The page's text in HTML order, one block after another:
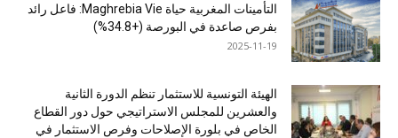
التأمينات المغربية حياة Maghrebia Vie: فاعل رائد
بفرص صاعدة في البورصة (+34.8%)
2025-11-19
الهيئة التونسية للاستثمار تنظم الدورة الثانية
والعشرين للمجلس الاستراتيجي حول دور القطاع
الخاص في بلورة الإصلاحات وفرص الاستثمار في